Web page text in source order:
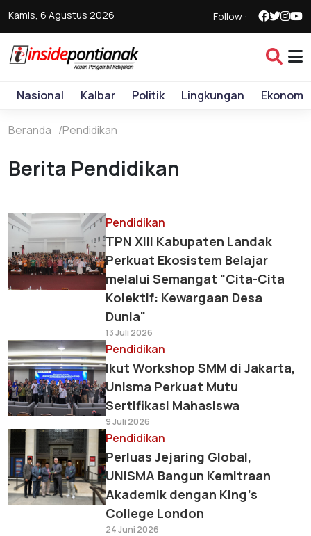
Kamis, 6 Agustus 2026 Follow :
Nasional Kalbar Politik Lingkungan Ekonomi
Beranda Pendidikan
Berita Pendidikan
Pendidikan
TPN XIII Kabupaten Landak
Perkuat Ekosistem Belajar
melalui Semangat "Cita-Cita
Kolektif: Kewargaan Desa
Dunia"
13 Juli 2026
Pendidikan
Ikut Workshop SMM di Jakarta,
Unisma Perkuat Mutu
Sertifikasi Mahasiswa
9 Juli 2026
Pendidikan
Perluas Jejaring Global,
UNISMA Bangun Kemitraan
Akademik dengan King's
College London
24 Juni 2026